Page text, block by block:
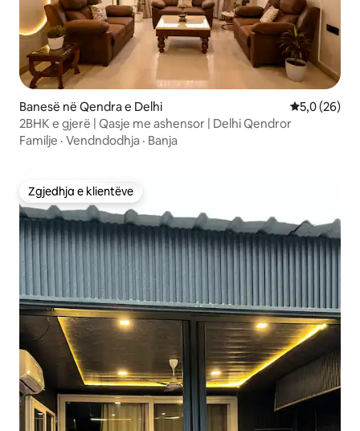
Banesë në Qendra e Delhi Vlerësimi
5,0 (26)
2BHK e gjerë | Qasje me ashensor | Delhi Qendror
Familje · Vendndodhja · Banja
Zgjedhja e klientëve
Zgjedhja e klientëve